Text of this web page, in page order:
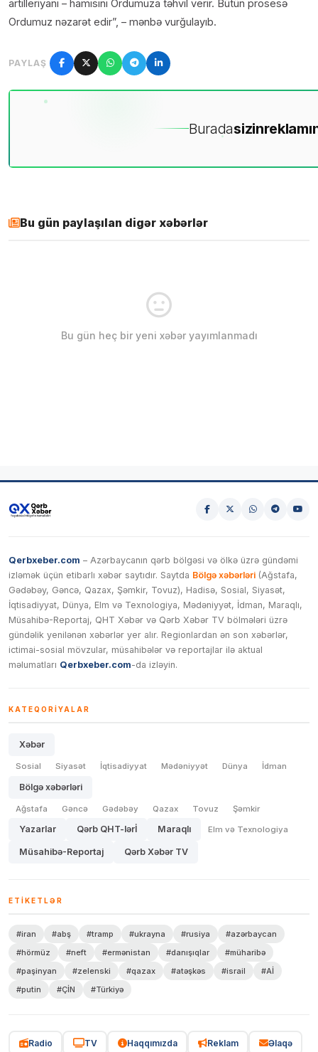
artilleriyanı – hamısını Ordumuza təhvil verir. Bütün prosesə
Ordumuz nəzarət edir”, – mənbə vurğulayıb.
PAYLAŞ
Buradasizin
Bu gün paylaşılan digər xəbərlər
Bu gün heç bir yeni xəbər yayımlanmadı
Qerbxeber.com – Azərbaycanın qərb bölgəsi və ölkə üzrə gündəmi
izləmək üçün etibarlı xəbər saytıdır. Saytda Bölgə xəbərləri (Ağstafa,
Gədəbəy, Gəncə, Qazax, Şəmkir, Tovuz), Hadisə, Sosial, Siyasət,
İqtisadiyyat, Dünya, Elm və Texnologiya, Mədəniyyət, İdman, Maraqlı,
Müsahibə-Reportaj, QHT Xəbər və Qərb Xəbər TV bölmələri üzrə
gündəlik yenilənən xəbərlər yer alır. Regionlardan ən son xəbərlər,
ictimai-sosial mövzular, müsahibələr və reportajlar ilə aktual
məlumatları Qerbxeber.com-da izləyin.
KATEQORIYALAR
Xəbər
Sosial Siyasət İqtisadiyyat Mədəniyyət Dünya İdman
Bölgə xəbərləri
Ağstafa Gəncə Gədəbəy Qazax Tovuz Şəmkir
Yazarlar Qərb QHT-lərİ Maraqlı Elm və Texnologiya
Müsahibə-Reportaj Qərb Xəbər TV
ETIKETLƏR
#iran #abş #tramp #ukrayna #rusiya
#azərbaycan
#hörmüz
#neft #ermənistan #danışıqlar
#müharibə
#paşinyan
#zelenski #qazax #atəşkəs #israil
#Aİ
#putin
#ÇİN #Türkiyə
Radio TV Haqqımızda Reklam Əlaqə